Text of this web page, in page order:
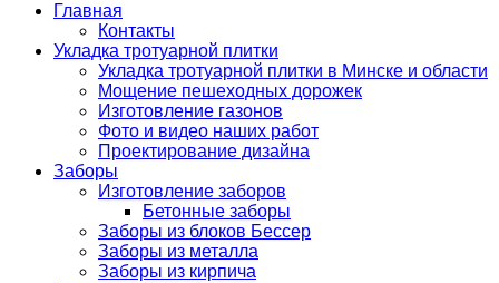
Главная
Контакты
Укладка тротуарной плитки
Укладка тротуарной плитки в Минске и области
Мощение пешеходных дорожек
Изготовление газонов
Фото и видео наших работ
Проектирование дизайна
Заборы
Изготовление заборов
Бетонные заборы
Заборы из блоков Бессер
Заборы из металла
Заборы из кирпича